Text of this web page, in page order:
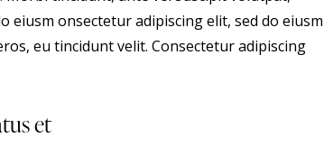
eiusm onsectetur adipiscing elit, sed do eiusm
eu tincidunt velit. Consectetur adipiscing
et